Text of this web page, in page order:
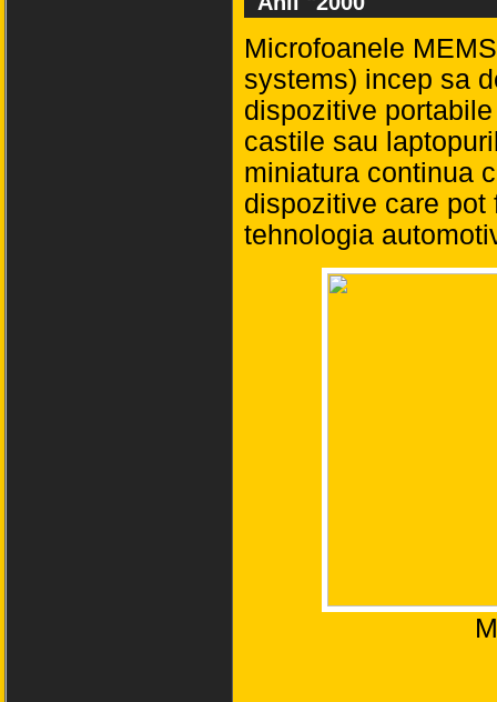
Microfoanele
systems) incep sa
dispozitive
castile sau
miniatura continua
dispozitive care pot
tehnologia